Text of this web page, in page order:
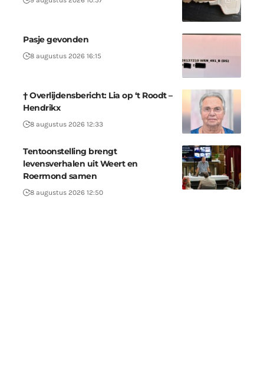
Pasje gevonden
8 augustus 2026 16:15
† Overlijdensbericht: Lia op ‘t Roodt –
Hendrikx
8 augustus 2026 12:33
Tentoonstelling brengt
levensverhalen uit Weert en
Roermond samen
8 augustus 2026 12:50